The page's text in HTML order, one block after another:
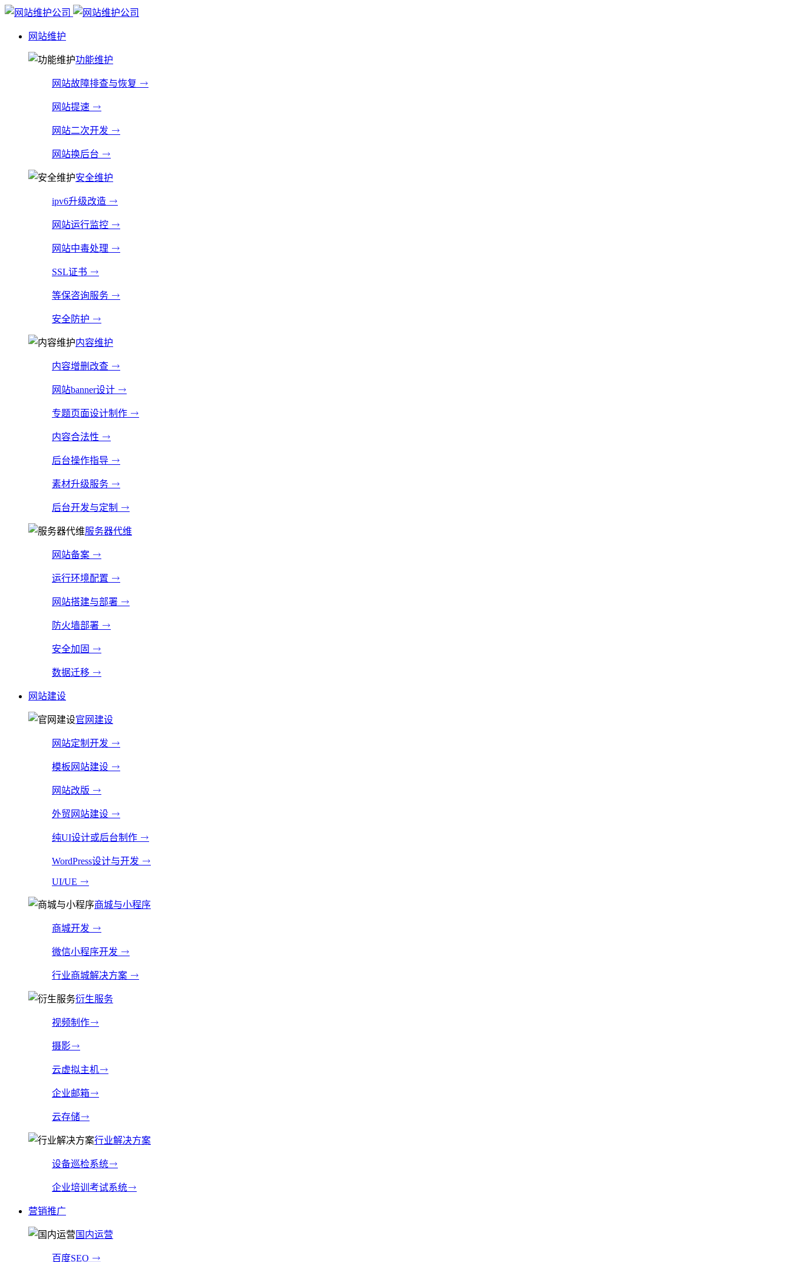
网站维护
功能维护
网站故障排查与恢复
网站提速
网站二次开发
网站换后台
安全维护
ipv6升级改造
网站运行监控
网站中毒处理
SSL证书
等保咨询服务
安全防护
内容维护
内容增删改查
网站banner设计
专题页面设计制作
内容合法性
后台操作指导
素材升级服务
后台开发与定制
服务器代维
网站备案
运行环境配置
网站搭建与部署
防火墙部署
安全加固
数据迁移
网站建设
官网建设
网站定制开发
模板网站建设
网站改版
外贸网站建设
纯UI设计或后台制作
WordPress设计与开发
UI/UE
商城与小程序
商城开发
微信小程序开发
行业商城解决方案
衍生服务
视频制作
摄影
云虚拟主机
企业邮箱
云存储
行业解决方案
设备巡检系统
企业培训考试系统
营销推广
国内运营
百度SEO